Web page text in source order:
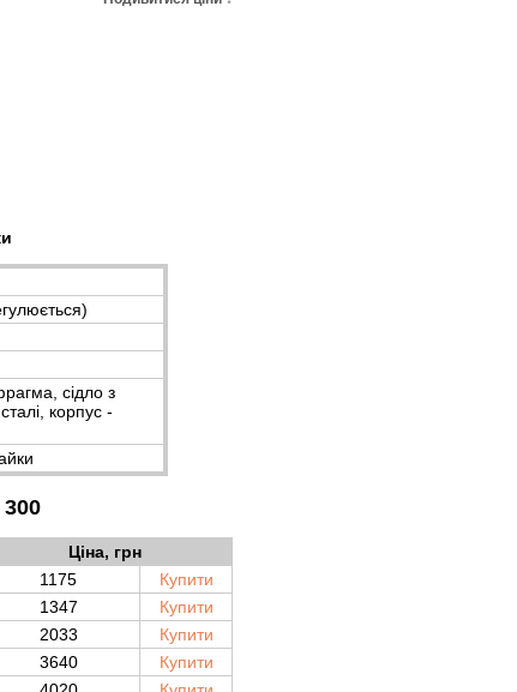
сідло з
корпус -
300
Ціна, грн
1175
Купити
1347
Купити
2033
Купити
3640
Купити